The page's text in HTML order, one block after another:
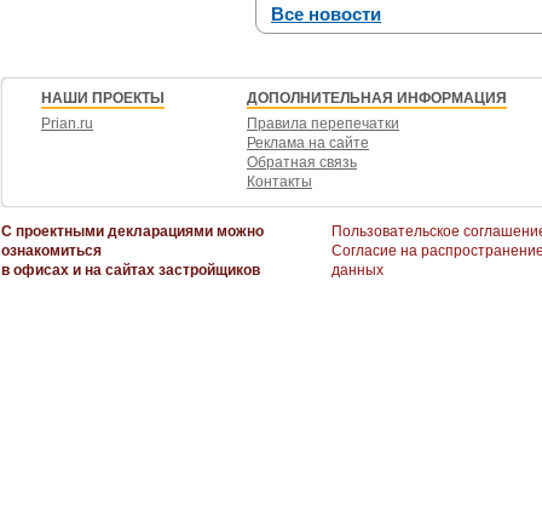
Все новости
НАШИ ПРОЕКТЫ
Prian.ru
ДОПОЛНИТЕЛЬНАЯ ИНФОРМАЦИЯ
Правила перепечатки
Реклама на сайте
Обратная связь
Контакты
С проектными декларациями можно
ознакомиться
в офисах и на сайтах застройщиков
Пользовательское
Согласие на
данных